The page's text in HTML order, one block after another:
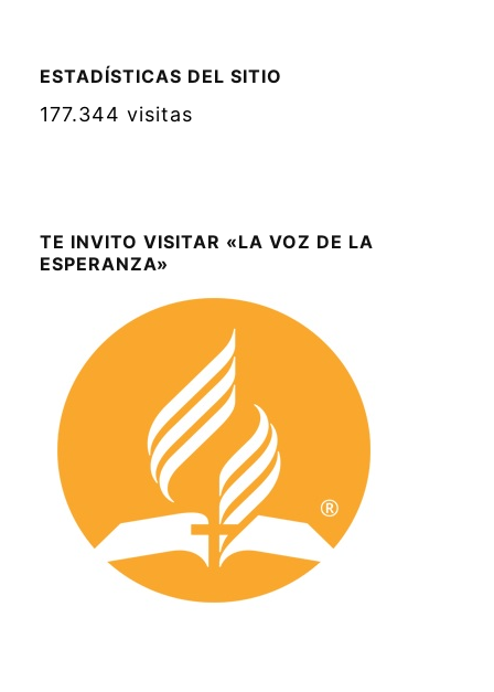
ESTADÍSTICAS DEL SITIO
177.344 visitas
TE INVITO VISITAR «LA VOZ DE LA
ESPERANZA»